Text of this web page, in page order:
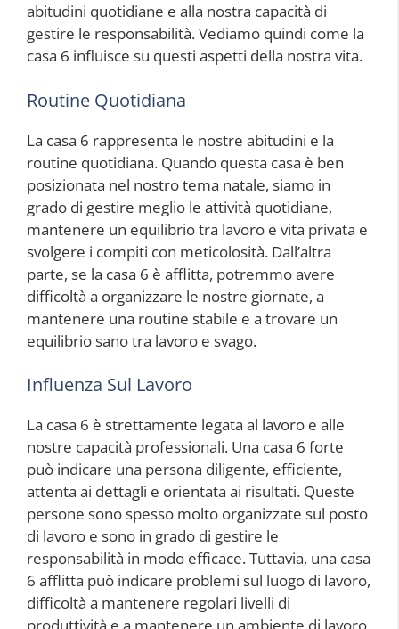
abitudini quotidiane e alla nostra capacità di
gestire le responsabilità. Vediamo quindi come la
casa 6 influisce su questi aspetti della nostra vita.
Routine Quotidiana
La casa 6 rappresenta le nostre abitudini e la
routine quotidiana. Quando questa casa è ben
posizionata nel nostro tema natale, siamo in
grado di gestire meglio le attività quotidiane,
mantenere un equilibrio tra lavoro e vita privata e
svolgere i compiti con meticolosità. Dall’altra
parte, se la casa 6 è afflitta, potremmo avere
difficoltà a organizzare le nostre giornate, a
mantenere una routine stabile e a trovare un
equilibrio sano tra lavoro e svago.
Influenza Sul Lavoro
La casa 6 è strettamente legata al lavoro e alle
nostre capacità professionali. Una casa 6 forte
può indicare una persona diligente, efficiente,
attenta ai dettagli e orientata ai risultati. Queste
persone sono spesso molto organizzate sul posto
di lavoro e sono in grado di gestire le
responsabilità in modo efficace. Tuttavia, una casa
6 afflitta può indicare problemi sul luogo di lavoro,
difficoltà a mantenere regolari livelli di